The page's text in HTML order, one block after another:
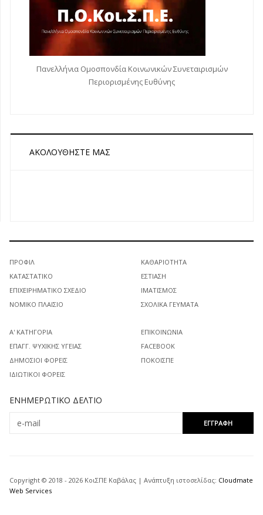
Πανελλήνια Ομοσπονδία Κοινωνικών Συνεταιρισμών
Περιορισμένης Ευθύνης
ΑΚΟΛΟΥΘΉΣΤΕ ΜΑΣ
ΠΡΟΦΊΛ
ΚΑΤΑΣΤΑΤΙΚΌ
ΕΠΙΧΕΙΡΗΜΑΤΙΚΌ ΣΧΈΔΙΟ
ΝΟΜΙΚΌ ΠΛΑΊΣΙΟ
ΚΑΘΑΡΙΌΤΗΤΑ
ΕΣΤΊΑΣΗ
ΙΜΑΤΙΣΜΌΣ
ΣΧΟΛΙΚΆ ΓΕΎΜΑΤΑ
Α' ΚΑΤΗΓΟΡΊΑ
ΕΠΑΓΓ. ΨΥΧΙΚΉΣ ΥΓΕΊΑΣ
ΔΗΜΌΣΙΟΙ ΦΟΡΕΊΣ
ΙΔΙΩΤΙΚΟΊ ΦΟΡΕΊΣ
ΕΠΙΚΟΙΝΩΝΊΑ
FACEBOOK
ΠΟΚΟΙΣΠΕ
ΕΝΗΜΕΡΩΤΙΚΌ ΔΕΛΤΊΟ
Copyright © 2018 - 2026 ΚοιΣΠΕ Καβάλας | Ανάπτυξη ιστοσελίδας: Cloudmate
Web Services